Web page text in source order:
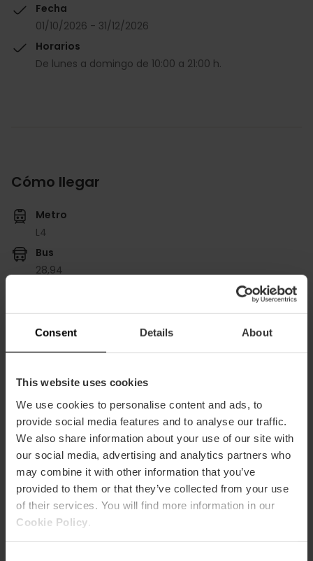
Consent Details About
This website uses cookies
We use cookies to personalise content and ads, to
provide social media features and to analyse our traffic.
We also share information about your use of our site with
our social media, advertising and analytics partners who
may combine it with other information that you’ve
provided to them or that they’ve collected from your use
of their services. You will find more information in our
Cookie Policy
Fecha
01/10/2026 - 31/12/2026
Horarios
De lunes a domingo de 10:00 a 21:00 h.
Cómo llegar
Metro
L4
Bus
28,94